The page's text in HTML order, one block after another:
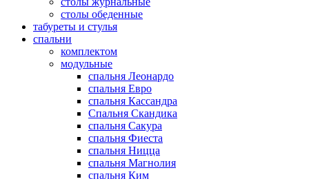
столы обеденные
табуреты и стулья
спальни
комплектом
модульные
спальня Леонардо
спальня Евро
спальня Кассандра
Спальня Скандика
спальня Сакура
спальня Фиеста
спальня Ницца
спальня Магнолия
спальня Ким